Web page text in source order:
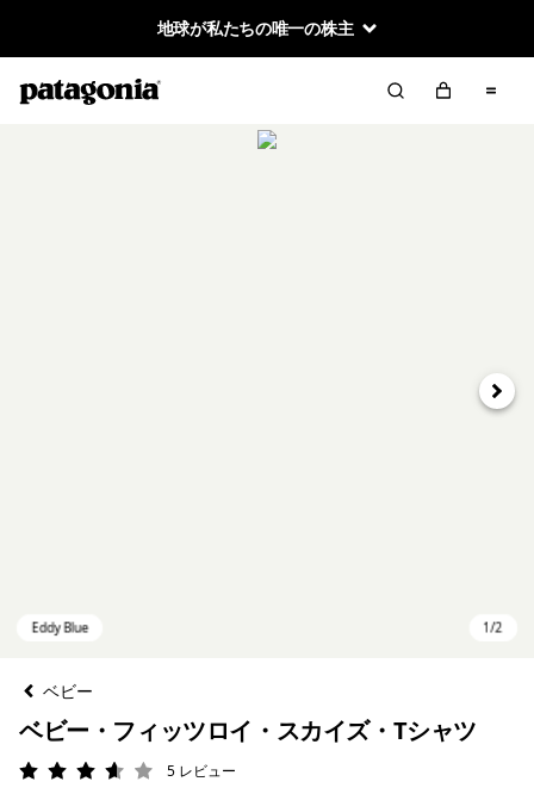
地球が私たちの唯一の株主
次へ
ベビー
ベビー・フィッツロイ・スカイズ・Tシャツ
評価: 3.6 / 5
5 レビュー